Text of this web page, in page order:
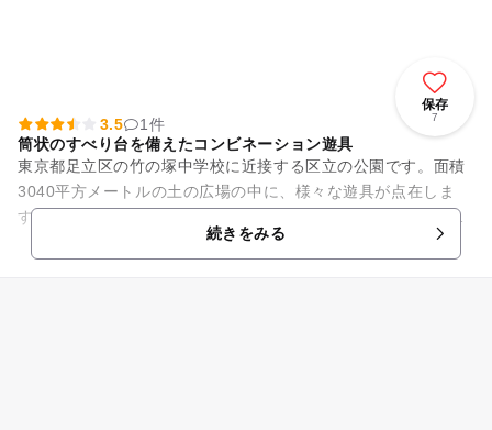
保存
7
3.5
1件
筒状のすべり台を備えたコンビネーション遊具
東京都足立区の竹の塚中学校に近接する区立の公園です。面積
3040平方メートルの土の広場の中に、様々な遊具が点在しま
す。中でも筒状のすべり台を備えたコンビネーション遊具が、
子ども達の人気を呼んでい...続きをみる